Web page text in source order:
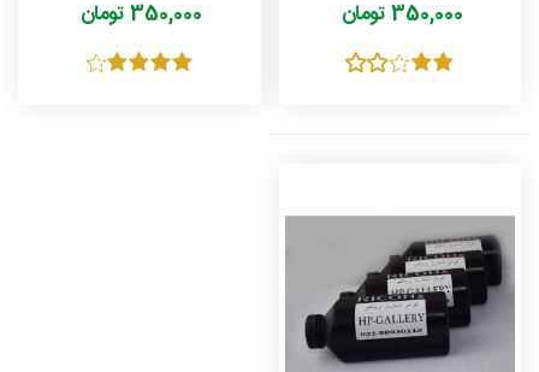
Ricoh 203 مدل ناسو NASOO
وزن 150 گرمی
350,000 تومان
Ricoh 150 مدل ناسو NASOO
وزن 150 گرمی
350,000 تومان